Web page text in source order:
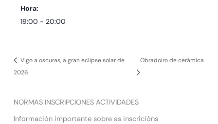
Hora:
19:00 - 20:00
Vigo a oscuras, a gran eclipse solar de
2026
Obradoiro de cerámica
NORMAS INSCRIPCIONES ACTIVIDADES
Información importante sobre as inscricións